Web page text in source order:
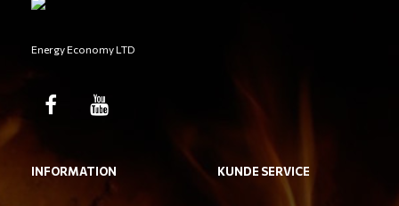
Energy Economy LTD
INFORMATION KUNDE SERVICE